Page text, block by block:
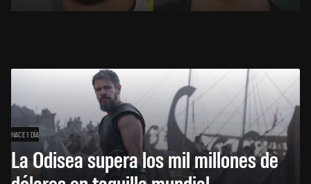
HACE 1 DÍA
La Odisea supera los mil millones de